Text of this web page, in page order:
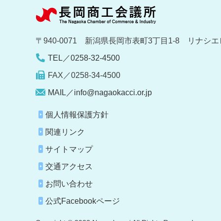
〒940-0071 新潟県長岡市表町3丁目1-8 リナシエ
TEL／0258-32-4500
FAX／0258-34-4500
MAIL／info@nagaokacci.or.jp
個人情報保護方針
関連リンク
サイトマップ
交通アクセス
お問い合わせ
公式Facebookページ